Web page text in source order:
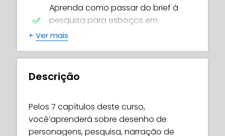
Aprenda como passar do brief à
pesquisa para esboços em
miniatura
completo do início ao fim
Aprenda como acertar desings finais
+ Ver mais
Descrição
Pelos 7 capítulos deste curso,
você’aprenderá sobre desenho de
personagens, pesquisa, narração de